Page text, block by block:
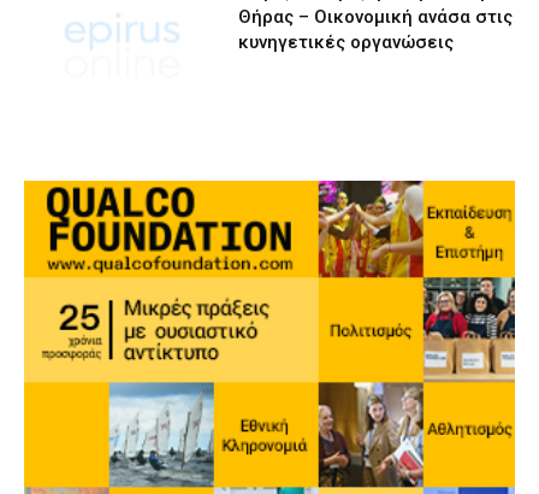
Θήρας – Οικονομική ανάσα στις
κυνηγετικές οργανώσεις